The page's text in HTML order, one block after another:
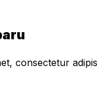
consectetur